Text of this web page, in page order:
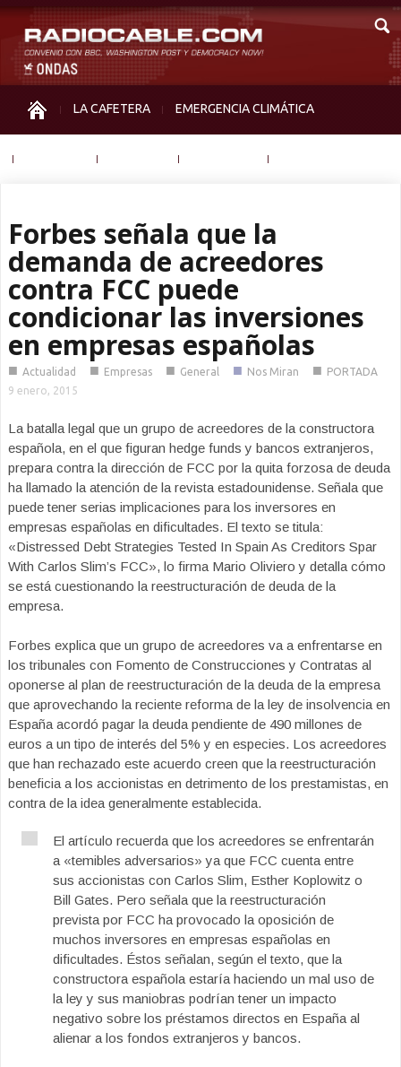
LA CAFETERA EMERGENCIA CLIMÁTICA
Forbes señala que la
demanda de acreedores
contra FCC puede
condicionar las inversiones
en empresas españolas
■ Actualidad ■ Empresas ■ General ■ Nos Miran ■ PORTADA
9 enero, 2015
La batalla legal que un grupo de acreedores de la constructora
española, en el que figuran hedge funds y bancos extranjeros,
prepara contra la dirección de FCC por la quita forzosa de deuda
ha llamado la atención de la revista estadounidense. Señala que
puede tener serias implicaciones para los inversores en
empresas españolas en dificultades. El texto se titula:
«Distressed Debt Strategies Tested In Spain As Creditors Spar
With Carlos Slim’s FCC», lo firma Mario Oliviero y detalla cómo
se está cuestionando la reestructuración de deuda de la
empresa.
Forbes explica que un grupo de acreedores va a enfrentarse en
los tribunales con Fomento de Construcciones y Contratas al
oponerse al plan de reestructuración de la deuda de la empresa
que aprovechando la reciente reforma de la ley de insolvencia en
España acordó pagar la deuda pendiente de 490 millones de
euros a un tipo de interés del 5% y en especies. Los acreedores
que han rechazado este acuerdo creen que la reestructuración
beneficia a los accionistas en detrimento de los prestamistas, en
contra de la idea generalmente establecida.
El artículo recuerda que los acreedores se enfrentarán
a «temibles adversarios» ya que FCC cuenta entre
sus accionistas con Carlos Slim, Esther Koplowitz o
Bill Gates. Pero señala que la reestructuración
prevista por FCC ha provocado la oposición de
muchos inversores en empresas españolas en
dificultades. Éstos señalan, según el texto, que la
constructora española estaría haciendo un mal uso de
la ley y sus maniobras podrían tener un impacto
negativo sobre los préstamos directos en España al
alienar a los fondos extranjeros y bancos.